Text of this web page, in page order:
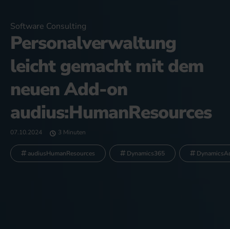
Software Consulting
Personalverwaltung
leicht gemacht mit dem
neuen Add-on
audius:HumanResources
07.10.2024 3 Minuten
audiusHumanResources Dynamics365